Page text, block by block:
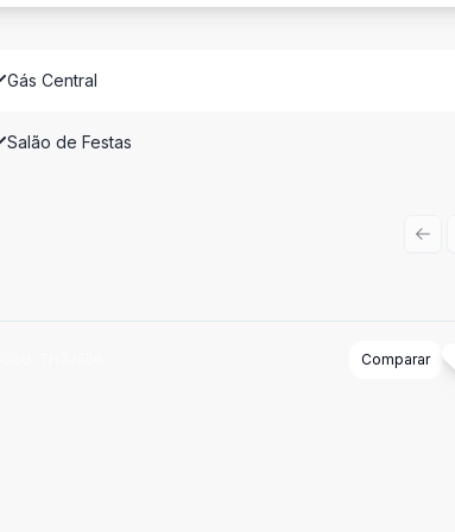
Gás Central
Salão de Festas
Comparar